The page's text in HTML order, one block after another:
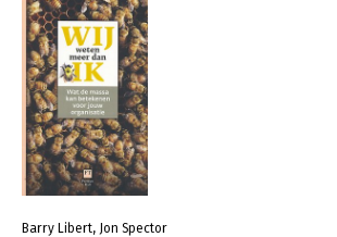
Barry Libert, Jon Spector